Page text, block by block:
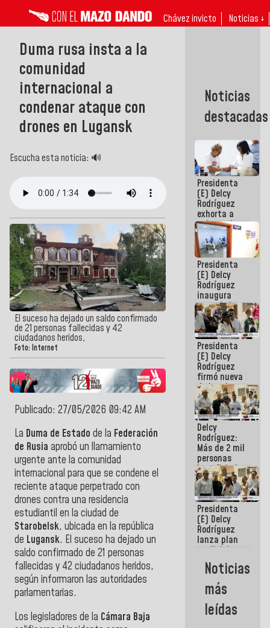
Chávez invicto Noticias ↓
Duma rusa insta a la
comunidad
internacional a
condenar ataque con
drones en Lugansk
Escucha esta noticia: 🔊
El suceso ha dejado un saldo confirmado
de 21 personas fallecidas y 42
ciudadanos heridos,
Foto: Internet
Publicado: 27/05/2026 09:42 AM
La Duma de Estado de la Federación
de Rusia aprobó un llamamiento
urgente ante la comunidad
internacional para que se condene el
reciente ataque perpetrado con
drones contra una residencia
estudiantil en la ciudad de
Starobelsk, ubicada en la república
de Lugansk. El suceso ha dejado un
saldo confirmado de 21 personas
fallecidas y 42 ciudadanos heridos,
según informaron las autoridades
parlamentarias.
Los legisladores de la Cámara Baja
Noticias
destacadas
Presidenta
(E) Delcy
Rodríguez
exhorta a
gobernadores
y alcaldes a
edificar
casas para
abuelos
Presidenta
(E) Delcy
Rodríguez
inaugura
casa de los
Abuelos
Primavera
en Caracas
Presidenta
(E) Delcy
Rodríguez
firmó nueva
de Ley de
Arrendamiento
aprobada
por la AN
Delcy
Rodríguez:
Más de 2 mil
personas
beneficiadas
con planes
para
atención de
emergencia
sísmica en
la última
semana
Presidenta
(E) Delcy
Rodríguez
lanza plan
crediticio
con subsidio
a Juntas de
Condominio
Noticias
más
leídas